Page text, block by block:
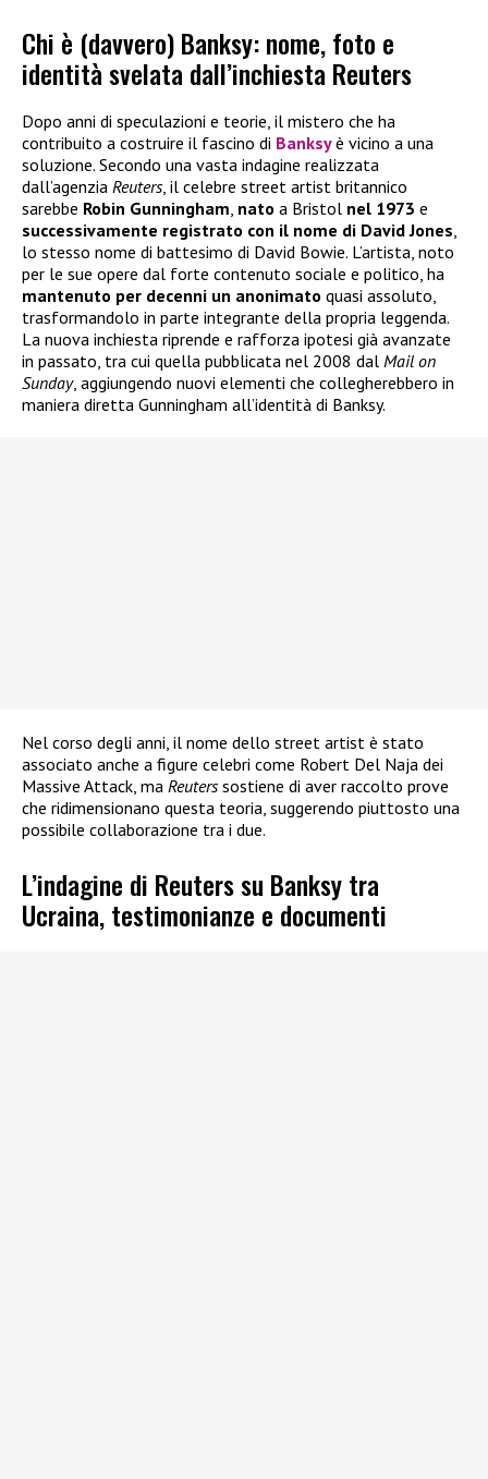
Chi è (davvero) Banksy: nome, foto e
identità svelata dall’inchiesta Reuters
Dopo anni di speculazioni e teorie, il mistero che ha
contribuito a costruire il fascino di Banksyè vicino a una
soluzione. Secondo una vasta indagine realizzata
dall’agenzia Reuters, il celebre street artist britannico
sarebbe Robin Gunningham, nato a Bristol nel 1973 e
successivamente registrato con il nome di David Jones,
lo stesso nome di battesimo di David Bowie. L’artista, noto
per le sue opere dal forte contenuto sociale e politico, ha
mantenuto per decenni un anonimato quasi assoluto,
trasformandolo in parte integrante della propria leggenda.
La nuova inchiesta riprende e rafforza ipotesi già avanzate
in passato, tra cui quella pubblicata nel 2008 dal Mail on
Sunday, aggiungendo nuovi elementi che collegherebbero in
maniera diretta Gunningham all’identità di Banksy.
Nel corso degli anni, il nome dello street artist è stato
associato anche a figure celebri come Robert Del Naja dei
Massive Attack, ma Reuterssostiene di aver raccolto prove
che ridimensionano questa teoria, suggerendo piuttosto una
possibile collaborazione tra i due.
L’indagine di Reuters su Banksy tra
Ucraina, testimonianze e documenti